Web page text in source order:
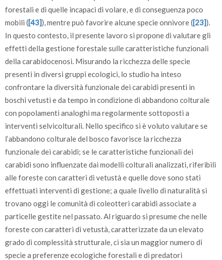
forestali e di quelle incapaci di volare, e di conseguenza poco
mobili ([43]), mentre può favorire alcune specie onnivore ([23]).
In questo contesto, il presente lavoro si propone di valutare gli
effetti della gestione forestale sulle caratteristiche funzionali
della carabidocenosi. Misurando la ricchezza delle specie
presenti in diversi gruppi ecologici, lo studio ha inteso
confrontare la diversità funzionale dei carabidi presenti in
boschi vetusti e da tempo in condizione di abbandono colturale
con popolamenti analoghi ma regolarmente sottoposti a
interventi selvicolturali. Nello specifico si è voluto valutare se
l’abbandono colturale del bosco favorisce la ricchezza
funzionale dei carabidi; se le caratteristiche funzionali dei
carabidi sono influenzate dai modelli colturali analizzati, riferibili
alle foreste con caratteri di vetustà e quelle dove sono stati
effettuati interventi di gestione; a quale livello di naturalità si
trovano oggi le comunità di coleotteri carabidi associate a
particelle gestite nel passato. Al riguardo si presume che nelle
foreste con caratteri di vetustà, caratterizzate da un elevato
grado di complessità strutturale, ci sia un maggior numero di
specie a preferenze ecologiche forestali e di predatori